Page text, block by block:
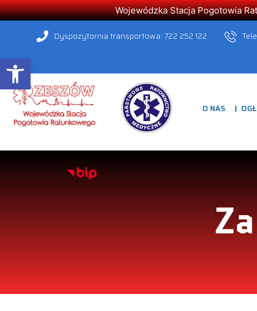
Open toolbar
Wojewódzka Stacja Pogotowia
Dyspozytornia transportowa: 722 252 122
O NAS